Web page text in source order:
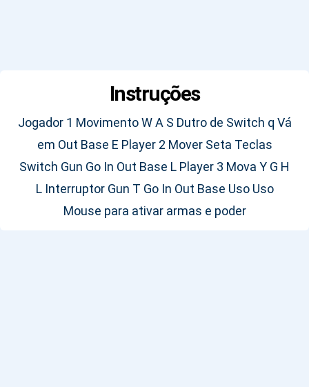
Instruções
Jogador 1 Movimento W A S Dutro de Switch q Vá
em Out Base E Player 2 Mover Seta Teclas
Switch Gun Go In Out Base L Player 3 Mova Y G H
L Interruptor Gun T Go In Out Base Uso Uso
Mouse para ativar armas e poder